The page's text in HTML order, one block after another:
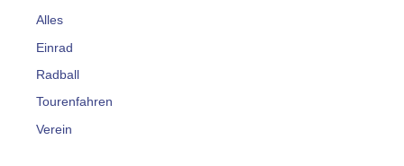
Alles
Einrad
Radball
Tourenfahren
Verein